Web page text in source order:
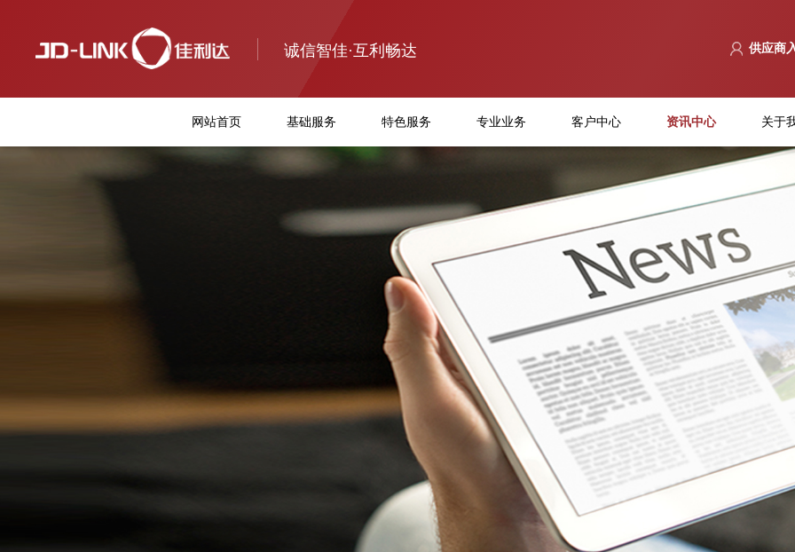
诚信智佳·互利畅达 供应商
网站首页 基础服务 特色服务 专业业务 客户中心 资讯中心 关于